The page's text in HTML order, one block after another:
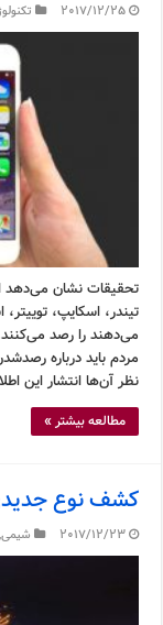
2017/12/25
تحقیقات نشان می‌دهد
تیندر، اسکایپ،
مردم باید درباره
نظر آن‌ها انتشار این
مطالعه بیشتر »
کشف نوع جدیدی
2017/12/23 شیمی